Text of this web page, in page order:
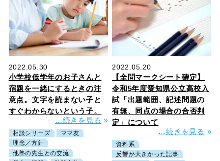
2022.05.30
小学校低学年のお子さんと
宿題を一緒にするときの注
意点。文字を読まない子と
すぐわからないという子。
…続きを見る »
相談シリーズ
ママ友
理念／方針
他塾の先生との交流
2022.05.20
【全問マークシート確定】
令和5年度愛知県公立高校入
試「出題範囲、記述問題の
有無、同点の場合の合否判
定」について
…続きを見る »
資料系
反響が大きかった記事